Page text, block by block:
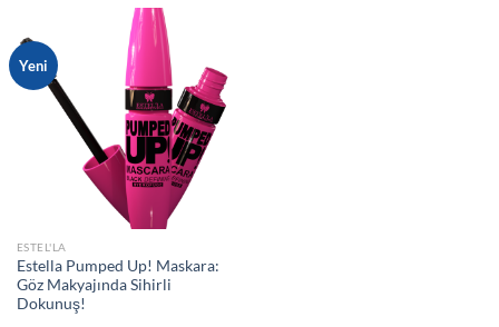
Yeni
ESTEL'LA
Estella Pumped Up! Maskara:
Göz Makyajında Sihirli
Dokunuş!